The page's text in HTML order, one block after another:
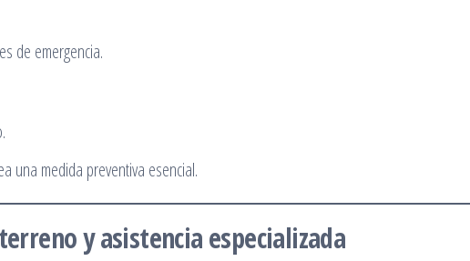
de emergencia.
una medida preventiva esencial.
y asistencia especializada